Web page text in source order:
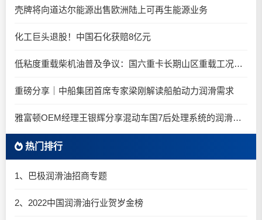
壳牌将向道达尔能源出售欧洲陆上可再生能源业务
化工巨头退股！中国石化获赔8亿元
低粘度重载柴机油普及争议：国六重卡长期山区重载工况是否适合0W-20柴油机油？
重磅分享｜中船集团首席专家梁刚解读船舶动力润滑需求
雅富顿OEM经理王银辉分享混动车国7后处理系统的润滑油要求
热门排行
1、巴极润滑油招商专题
2、2022中国润滑油行业贺岁金榜